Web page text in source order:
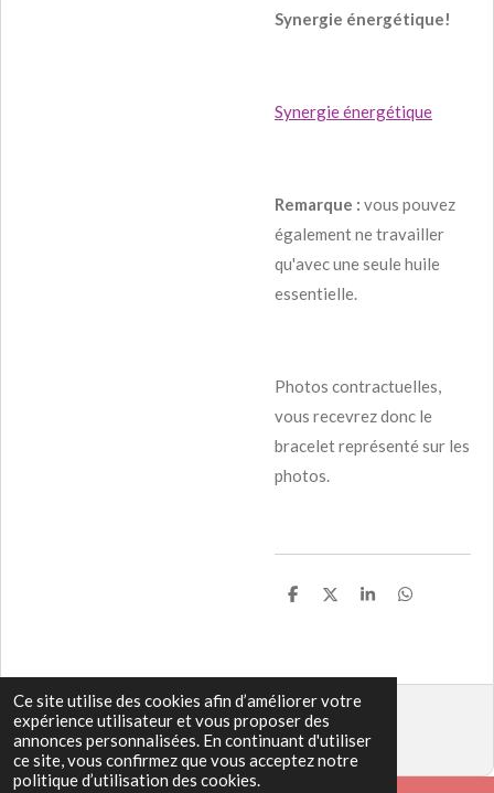
Ce site utilise des cookies afin d’améliorer votre
expérience utilisateur et vous proposer des
annonces personnalisées. En continuant d'utiliser
ce site, vous confirmez que vous acceptez notre
politique d’utilisation des cookies.
Synergie énergétique!
Synergie énergétique
Remarque : vous pouvez
également ne travailler
qu'avec une seule huile
essentielle.
Photos contractuelles,
vous recevrez donc le
bracelet représenté sur les
photos.
P
g
e
r
P
g
e
P
g
P
g
© 2022 - 2026 www.bulle-de-bien-etre-instant-zen.fr
Propulsé parWebador